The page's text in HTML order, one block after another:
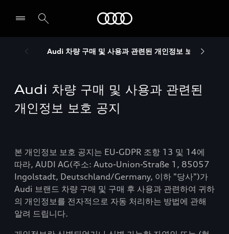
Audi 차량 구매 및 사용과 관련된 개인정보 보호 공지
Audi 차량 구매 및 사용과 관련된
개인정보 보호 공지
본 개인정보 보호 공지는 EU-GDPR 조항 13 및 14에
따라, AUDI AG(주소: Auto-Union-Straße 1, 85057
Ingolstadt, Deutschland/Germany, 이하 "당사")가
Audi 브랜드 차량 구매 및 구매 후 사용과 관련하여 귀하
의 개인정보를 전자적으로 자동 처리하는 방법에 관해
알려 드립니다.